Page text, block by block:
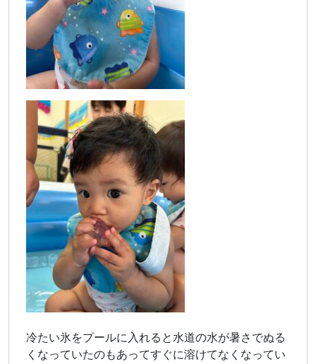
冷たい氷をプールに入れると水道の水が暑さでぬる
くなっていたのもあってすぐに溶けてなくなってい